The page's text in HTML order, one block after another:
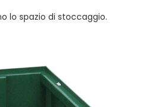
lo spazio di stoccaggio.